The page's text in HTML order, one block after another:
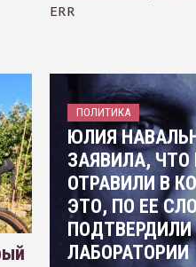
ERR
ПОЛИТИКА
ЮЛИЯ
ЗАЯВИЛА,
ОТРАВИЛИ В
ЭТО, ПО ЕЕ
ПОДТВЕРДИЛИ
ЛАБОРАТОРИИ